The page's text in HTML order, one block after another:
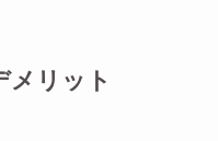
メリット